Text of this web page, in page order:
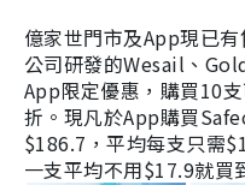
億家世門市及App現已
公司研發的Wesail、
App限定優惠，購買10
折。現凡於App購買
$186.7，平均每支只需
一支平均不用$17.9就買